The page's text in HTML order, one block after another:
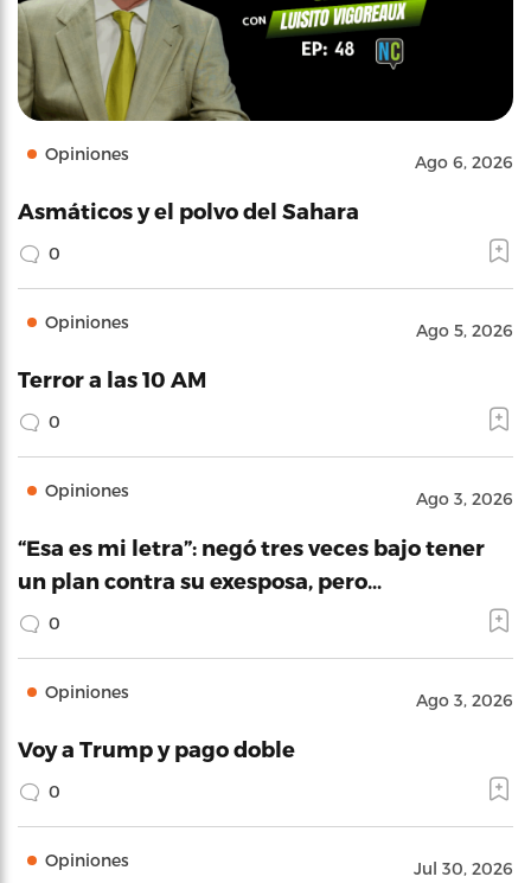
Opiniones Ago 6, 2026
Asmáticos y el polvo del Sahara
0
Opiniones Ago 5, 2026
Terror a las 10 AM
0
Opiniones Ago 3, 2026
“Esa es mi letra”: negó tres veces bajo tener
un plan contra su exesposa, pero…
0
Opiniones Ago 3, 2026
Voy a Trump y pago doble
0
Opiniones Jul 30, 2026